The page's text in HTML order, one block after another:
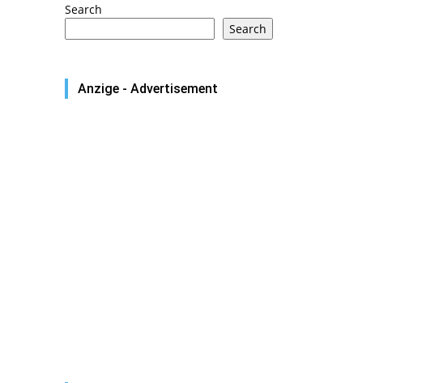
Search
Search
Anzige - Advertisement